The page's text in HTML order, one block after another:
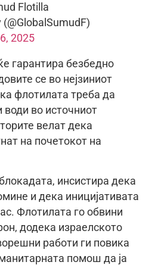
Flotilla
2025
гарантира безбедно
се во нејзиниот
флотилата треба да
води во источниот
велат дека
на почетокот на
инсистира дека
и дека иницијативата
Флотилата го обвини
додека израелското
работи ги повика
помош да ја